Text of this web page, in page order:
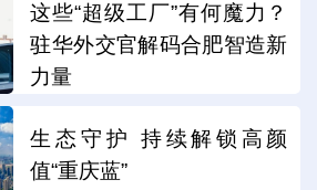
这些“超级工厂”有何魔力？
驻华外交官解码合肥智造新
力量
生态守护 持续解锁高颜
值“重庆蓝”